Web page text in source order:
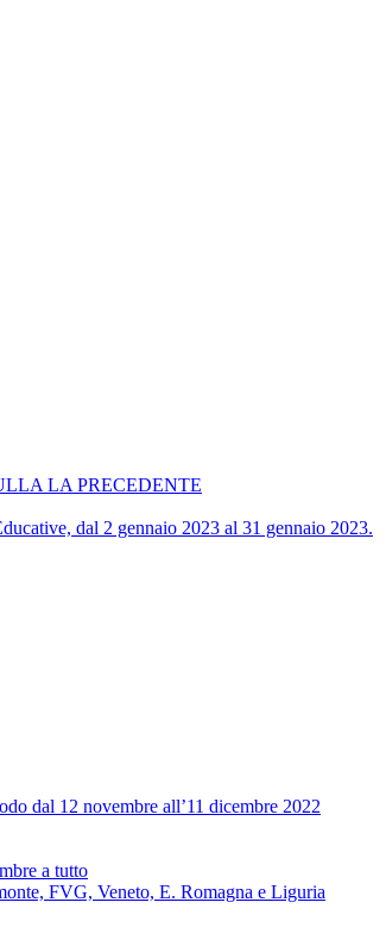
LA PRECEDENTE
dal 2 gennaio 2023 al 31 gennaio 2023.
dal 12 novembre all’11 dicembre 2022
a tutto
FVG, Veneto, E. Romagna e Liguria